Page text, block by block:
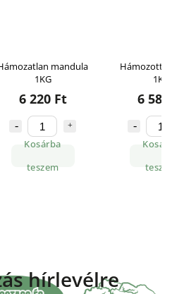
mandula
1KG
6 220 Ft
Kosárba
teszem
Hámozott
1KG
6
hírlevélre